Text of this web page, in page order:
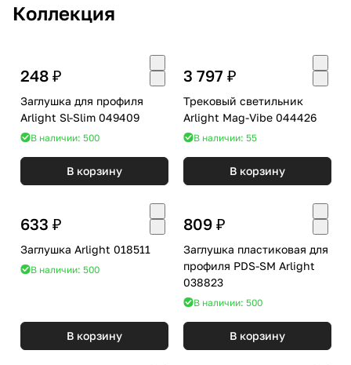
Коллекция
248 ₽
Заглушка для профиля
Arlight Sl-Slim 049409
В наличии: 500
В корзину
3 797 ₽
Трековый светильник
Arlight Mag-Vibe 044426
В наличии: 55
В корзину
633 ₽
Заглушка Arlight 018511
В наличии: 500
В корзину
809 ₽
Заглушка пластиковая для
профиля PDS-SM Arlight
038823
В наличии: 500
В корзину